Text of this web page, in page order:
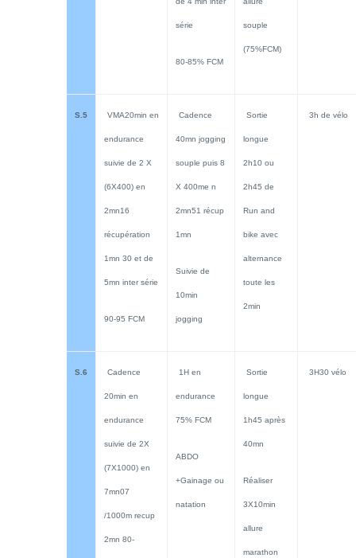
série
80-85% FCM
souple
(75%FCM)
S. 5 VMA20min en
endurance
suivie de 2 X
(6X400) en
2mn16
récupération
1mn 30 et de
5mn inter série
90-95 FCM
Cadence
40mn jogging
souple puis 8
X 400me n
2mn51 récup
1mn
Suivie de
10min
jogging
Sortie
longue
2h10 ou
2h45 de
Run and
bike avec
alternance
toute les
2min
3h de vélo
S.6 Cadence
20min en
endurance
suivie de 2X
(7X1000) en
7mn07
/1000m recup
2mn 80-
1H en
endurance
75% FCM
ABDO
+Gainage ou
natation
Sortie
longue
1h45 après
40mn
Réaliser
3X10min
allure
marathon
3H30 vélo